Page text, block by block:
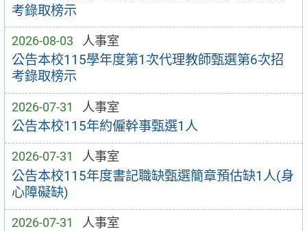
考錄取榜示
2026-08-03 人事室
公告本校115學年度第1次代理教師甄選第6次招
考錄取榜示
2026-07-31 人事室
公告本校115年約僱幹事甄選1人
2026-07-31 人事室
公告本校115年度書記職缺甄選簡章預估缺1人(身
心障礙缺)
2026-07-31 人事室